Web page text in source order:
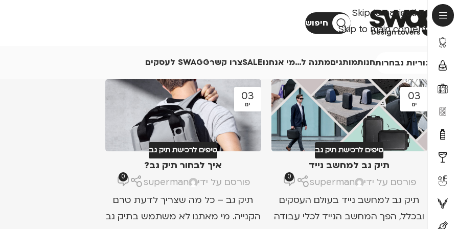
Skip to navigation
Skip to main content
חיפוש
קטגוריות נבחרותחנותמותגיםמתנה ל…מי אנחנוSALEצרו קשרSWAGG לעסקים
03
ינו
טיפים לרכישת תיק גב
תיק גב למחשב נייד
פורסם על ידי
superman
0
תיק גב למחשב נייד בעולם העסקים
ובכלל, הפך המחשב הנייד לכלי עבודה
03
ינו
טיפים לרכישת תיק גב
איך לבחור תיק גב?
פורסם על ידי
superman
0
תיק גב – כל מה שצריך לדעת טרם
הקנייה. מי מאתנו לא משתמש בתיק גב